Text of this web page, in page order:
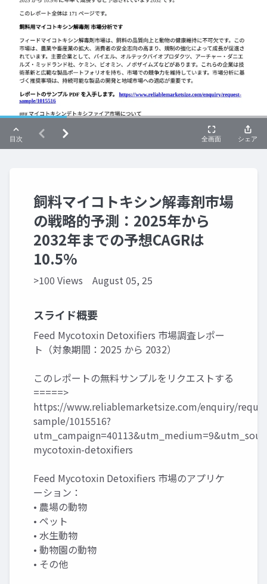
飼料マイコトキシン解毒剤市場
の戦略的予測：2025年から
2032年までの予想CAGRは
10.5%
>100 Views August 05, 25
スライド概要
Feed Mycotoxin Detoxifiers 市場調査レポー
ト（対象期間：2025 から 2032）
このレポートの無料サンプルをリクエストする
=====>
https://www.reliablemarketsize.com/enquiry/
sample/1015516?
mycotoxin-detoxifiers
Feed Mycotoxin Detoxifiers 市場のアプリケ
ーション：
• 農場の動物
• ペット
• 水生動物
• 動物園の動物
• その他